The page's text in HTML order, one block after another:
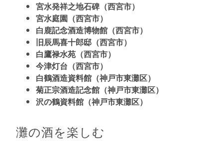
宮水発祥之地石碑（西宮市）
宮水庭園（西宮市）
白鹿記念酒造博物館（西宮市）
旧辰馬喜十郎邸（西宮市）
白鷹禄水苑（西宮市）
今津灯台（西宮市）
白鶴酒造資料館（神戸市東灘区）
菊正宗酒造記念館（神戸市東灘区）
沢の鶴資料館（神戸市東灘区）
灘の酒を楽しむ